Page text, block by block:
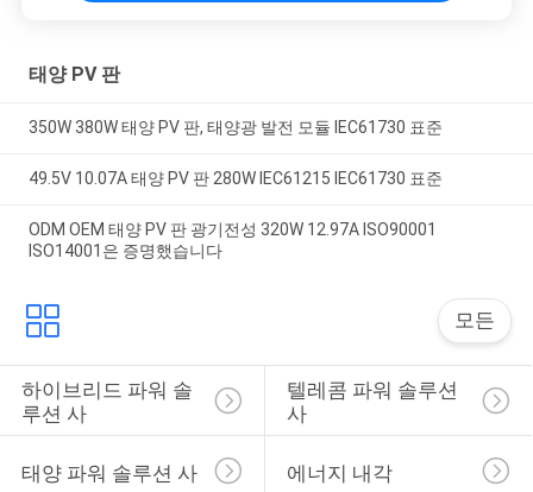
태양 PV 판
350W 380W 태양 PV 판, 태양광 발전 모듈 IEC61730 표준
49.5V 10.07A 태양 PV 판 280W IEC61215 IEC61730 표준
ODM OEM 태양 PV 판 광기전성 320W 12.97A ISO90001
ISO14001은 증명했습니다
모든
하이브리드 파워 솔
루션 사
텔레콤 파워 솔루션
사
태양 파워 솔루션 사 에너지 내각